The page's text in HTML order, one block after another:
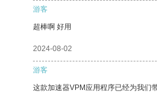
游客
超棒啊 好用
2024-08-02
游客
这款加速器VPM应用程序已经为我们